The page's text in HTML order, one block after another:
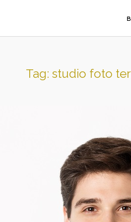
Tag: studio foto